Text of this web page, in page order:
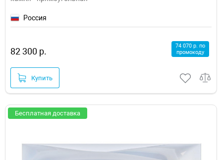
Россия
82 300 р.
74 070 р. по
промокоду
Купить
Бесплатная доставка